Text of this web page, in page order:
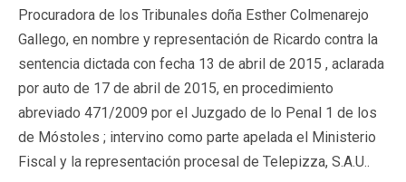
Procuradora de los Tribunales doña Esther Colmenarejo
Gallego, en nombre y representación de Ricardo contra la
sentencia dictada con fecha 13 de abril de 2015 , aclarada
por auto de 17 de abril de 2015, en procedimiento
abreviado 471/2009 por el Juzgado de lo Penal 1 de los
de Móstoles ; intervino como parte apelada el Ministerio
Fiscal y la representación procesal de Telepizza, S.A.U..